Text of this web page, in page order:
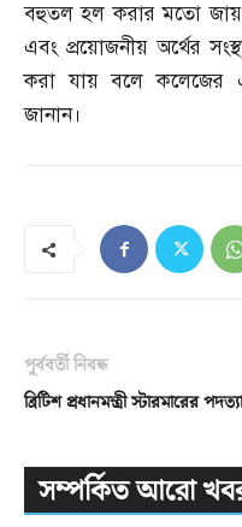
বহুতল হল করার মতো
এবং প্রয়োজনীয় অর্থের
করা যায় বলে কলেজের
জানান।
পূর্ববর্তী নিবন্ধ
ব্রিটিশ প্রধানমন্ত্রী স্টারমারের
সম্পর্কিত আরো